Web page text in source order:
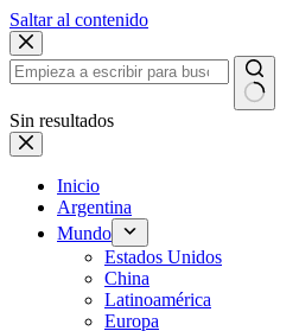
Saltar al contenido
Sin resultados
Inicio
Argentina
Mundo
Estados Unidos
China
Latinoamérica
Europa